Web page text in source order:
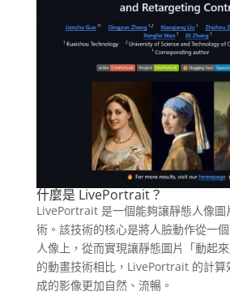
什麼是 LivePortrait？
LivePortrait 是一個能夠讓靜態人像圖
術。該技術的核心是將人臉動作從一
人像上，從而實現讓靜態圖片「動起
的動畫技術相比，LivePortrait 的計算
成的影像更加自然、流暢。